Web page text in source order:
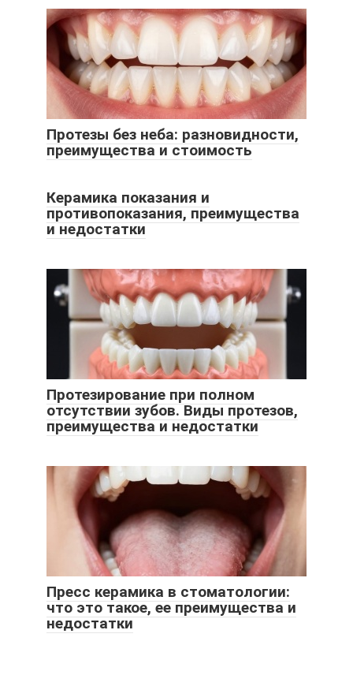
Протезы без неба: разновидности,
преимущества и стоимость
Керамика показания и
противопоказания, преимущества
и недостатки
Протезирование при полном
отсутствии зубов. Виды протезов,
преимущества и недостатки
Пресс керамика в стоматологии:
что это такое, ее преимущества и
недостатки